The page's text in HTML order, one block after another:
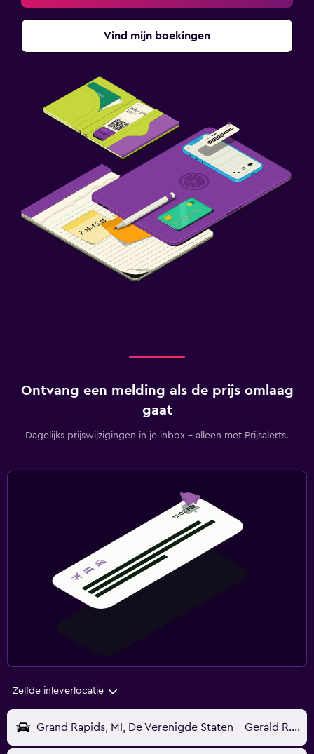
Vind mijn boekingen
Ontvang een melding als de prijs omlaag
gaat
Dagelijks prijswijzigingen in je inbox - alleen met Prijsalerts.
Zelfde inleverlocatie
Grand Rapids, MI, De Verenigde Staten - Gerald R. Ford Intl (GRR)